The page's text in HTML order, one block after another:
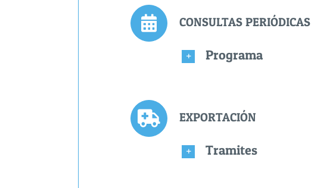
CONSULTAS PERIÓDICAS
Programa
EXPORTACIÓN
Tramites